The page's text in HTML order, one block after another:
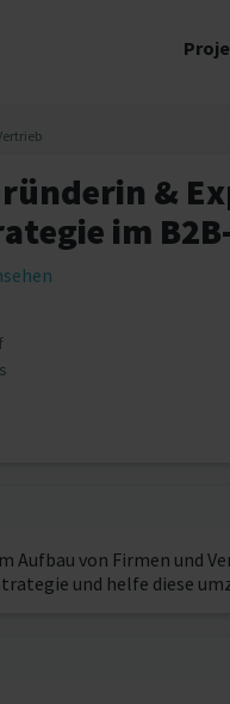
&
im
Aufbau von Firmen
und helfe diese